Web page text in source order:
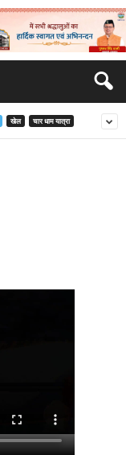
खेल चार धाम यात्रा